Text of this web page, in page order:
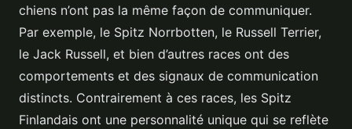
chiens n’ont pas la même façon de communiquer.
Par exemple, le Spitz Norrbotten, le Russell Terrier,
le Jack Russell, et bien d’autres races ont des
comportements et des signaux de communication
distincts. Contrairement à ces races, les Spitz
Finlandais ont une personnalité unique qui se reflète